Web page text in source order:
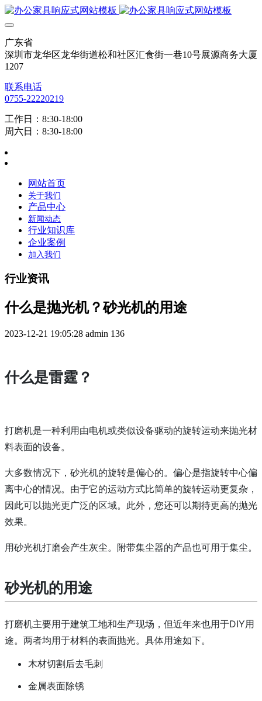
广东省
深圳市龙华区龙华街道松和社区汇食街一巷10号展源商务大厦
1207
联系电话
0755-22220219
工作日：8:30-18:00
周六日：8:30-18:00
网站首页
关于我们
产品中心
新闻动态
行业知识库
企业案例
加入我们
行业资讯
什么是抛光机？砂光机的用途
2023-12-21 19:05:28 admin 136
什么是雷霆？
打磨机是一种利用由电机或类似设备驱动的旋转运动来抛光材
料表面的设备。
大多数情况下，砂光机的旋转是偏心的。 偏心是指旋转中心偏
离中心的情况。 由于它的运动方式比简单的旋转运动更复杂，
因此可以抛光更广泛的区域。 此外，您还可以期待更高的抛光
效果。
用砂光机打磨会产生灰尘。 附带集尘器的产品也可用于集尘。
砂光机的用途
打磨机主要用于建筑工地和生产现场，但近年来也用于DIY用
途。 两者均用于材料的表面抛光。 具体用途如下。
木材切割后去毛刺
金属表面除锈